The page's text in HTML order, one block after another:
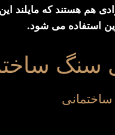
هم هستند که
استفاده می شود.
سنگ